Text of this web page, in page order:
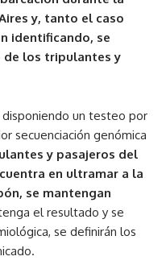
y, tanto el caso
identificando, se
de los tripulantes y
un testeo por
secuenciación genómica
y pasajeros del
en ultramar a la
se mantengan
el resultado y se
se definirán los